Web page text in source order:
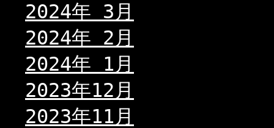
2024年 3月
2024年 2月
2024年 1月
2023年12月
2023年11月